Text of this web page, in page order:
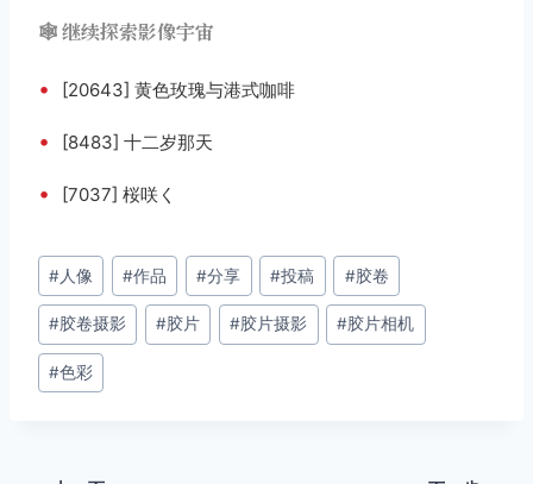
🕸️ 继续探索影像宇宙
• [20643] 黄色玫瑰与港式咖啡
• [8483] 十二岁那天
• [7037] 桜咲く
文
章
标
签：
#人像 #作品 #分享 #投稿 #胶卷
#胶卷摄影 #胶片 #胶片摄影 #胶片相机
#色彩